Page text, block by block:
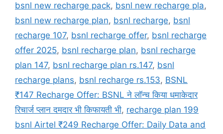
bsnl new recharge pack, bsnl new recharge pla,
bsnl new recharge plan, bsnl recharge, bsnl
recharge 107, bsnl recharge offer, bsnl recharge
offer 2025, bsnl recharge plan, bsnl recharge
plan 147, bsnl recharge plan rs.147, bsnl
recharge plans, bsnl recharge rs.153, BSNL
₹147 Recharge Offer: BSNL ने लॉन्च किया धमाकेदार
रिचार्ज प्लान दमदार भी किफायती भी, recharge plan 199
bsnl Airtel ₹249 Recharge Offer: Daily Data and